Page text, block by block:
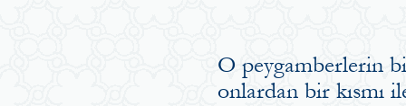
O peygamberlerin
onlardan bir kısmı